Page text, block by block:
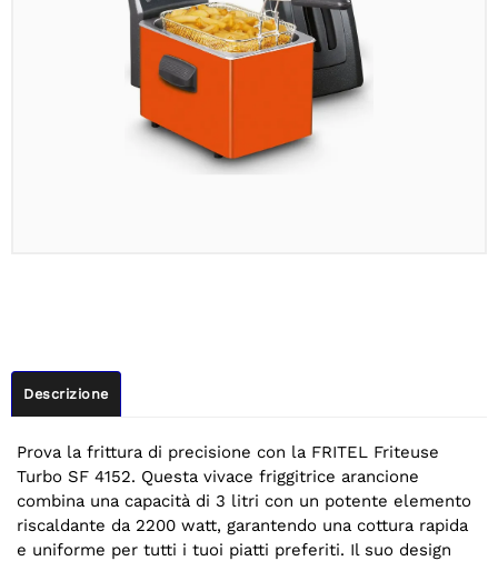
Descrizione
Prova la frittura di precisione con la FRITEL Friteuse
Turbo SF 4152. Questa vivace friggitrice arancione
combina una capacità di 3 litri con un potente elemento
riscaldante da 2200 watt, garantendo una cottura rapida
e uniforme per tutti i tuoi piatti preferiti. Il suo design